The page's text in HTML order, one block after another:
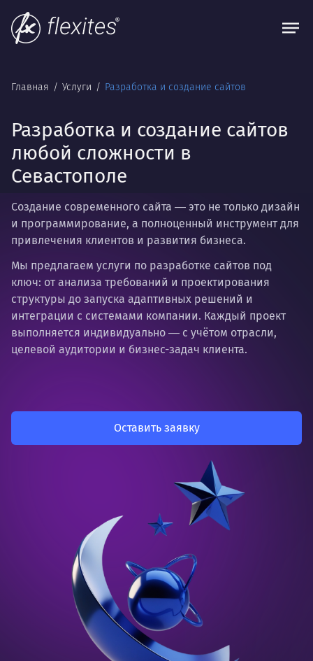
Главная Услуги Разработка и создание сайтов
Разработка и создание сайтов
любой сложности в
Севастополе
Создание современного сайта ― это не только дизайн
и программирование, а полноценный инструмент для
привлечения клиентов и развития бизнеса.
Мы предлагаем услуги по разработке сайтов под
ключ: от анализа требований и проектирования
структуры до запуска адаптивных решений и
интеграции с системами компании. Каждый проект
выполняется индивидуально ― с учётом отрасли,
целевой аудитории и бизнес-задач клиента.
Оставить заявку